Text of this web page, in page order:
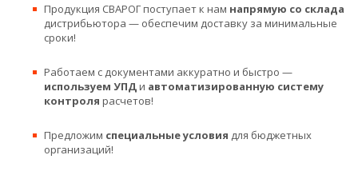
Продукция СВАРОГ поступает к нам напрямую со склада
дистрибьютора — обеспечим доставку за минимальные
сроки!
Работаем с документами аккуратно и быстро —
используем УПДи автоматизированную систему
контроля расчетов!
Предложим специальные условия для бюджетных
организаций!